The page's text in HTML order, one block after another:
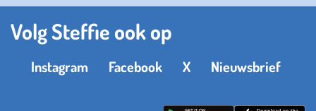
Volg Steffie ook op
Instagram Facebook X Nieuwsbrief